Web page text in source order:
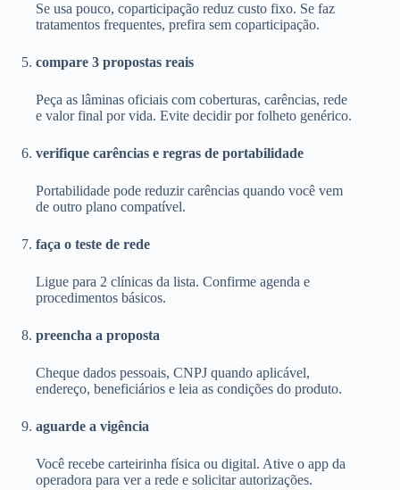
Se usa pouco, coparticipação reduz custo fixo. Se faz
tratamentos frequentes, prefira sem coparticipação.
compare 3 propostas reais
Peça as lâminas oficiais com coberturas, carências, rede
e valor final por vida. Evite decidir por folheto genérico.
verifique carências e regras de portabilidade
Portabilidade pode reduzir carências quando você vem
de outro plano compatível.
faça o teste de rede
Ligue para 2 clínicas da lista. Confirme agenda e
procedimentos básicos.
preencha a proposta
Cheque dados pessoais, CNPJ quando aplicável,
endereço, beneficiários e leia as condições do produto.
aguarde a vigência
Você recebe carteirinha física ou digital. Ative o app da
operadora para ver a rede e solicitar autorizações.